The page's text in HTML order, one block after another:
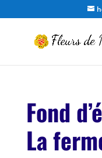
Fond
La